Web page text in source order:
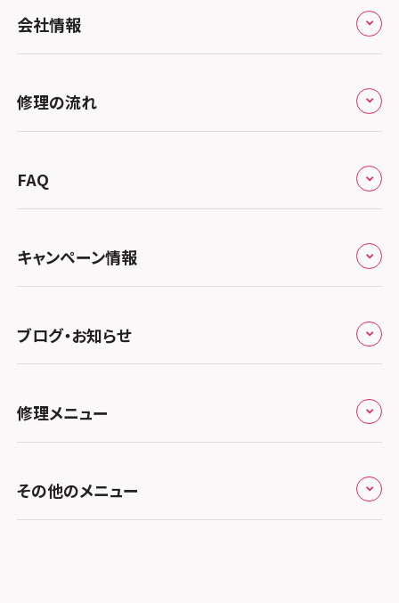
北海道・東北
スマホスピタル大丸札幌
関東
スマホスピタル宇都宮
スマホスピタル 高崎
スマホスピタル鴻巣
スマホスピタル テルル三芳
スマホスピタル 熊谷
スマホスピタル ゲオデジタルベース川口元郷
スマホスピタル埼玉大宮
スマホスピタル テルル蒲生
スマホスピタル テルル新越谷
スマホスピタル テルル草加花栗
スマホスピタル テルル東川口
北陸・甲信越
スマホスピタルアル・プラザ小松
スマホスピタル 北陸総合修理センター
スマホスピタル 長野
東海
スマホスピタル岐阜
スマホスピタル 浜松
スマホスピタル静岡パルコ
スマホスピタル 藤枝
スマホスピタル名古屋駅前
スマホスピタル名古屋金山
スマホスピタル 大府
スマホスピタル 西枇杷島
スマホスピタル 尾張旭
関西
スマホスピタル 大阪梅田
スマホスピタル by デジホ 梅田地下（うめちか）
スマホスピタル京橋
スマホスピタル難波
スマホスピタルイオンタウン茨木太田
中国・四国
スマホスピタル岡山駅前
スマホスピタル西条
スマホスピタル by デジホ マークイズ福岡もも
ち
スマホスピタル福岡天神
スマホスピタル熊本下通
スマホスピタル GODOモバイル大分府内町
会社情報
会社概要
総務省登録業者
特定商取引法に関する表記
プライバシーポリシー
郵送修理依頼
修理の流れ
郵送修理の流れ
FAQ
キャンペーン情報
キャンペーン一覧
ブログ・お知らせ
お知らせ
修理メニュー
iPhone修理メニュー
その他のメニュー